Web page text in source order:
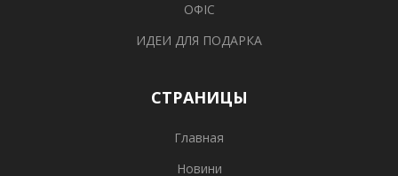
ОФІС
ИДЕИ ДЛЯ ПОДАРКА
СТРАНИЦЫ
Главная
Новини